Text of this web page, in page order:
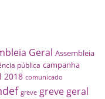
Geral Assembleia
pública campanha
2018 comunicado
greve greve geral